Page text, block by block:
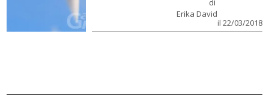
di
Erika David
il 22/03/2018